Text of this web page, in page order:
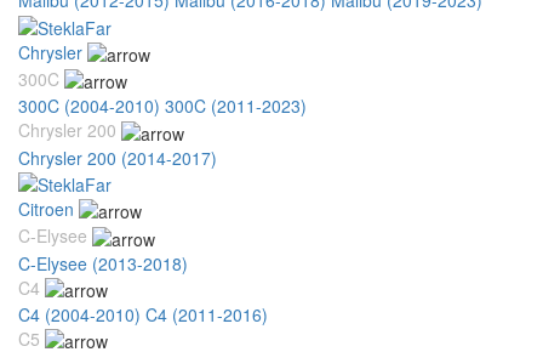
Chrysler
300C
300C (2004-2010) 300C (2011-2023)
Chrysler 200
Chrysler 200 (2014-2017)
Citroen
C-Elysee
C-Elysee (2013-2018)
C4
C4 (2004-2010) C4 (2011-2016)
C5